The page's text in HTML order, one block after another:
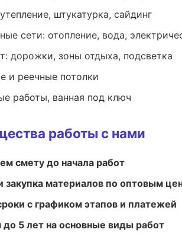
штукатурка, сайдинг
сети: отопление, вода,
дорожки, зоны отдыха, подсветка
и реечные потолки
работы, ванная под ключ
работы с нами
смету до начала работ
закупка материалов по оптовым
с графиком этапов и платежей
до 5 лет на основные виды работ